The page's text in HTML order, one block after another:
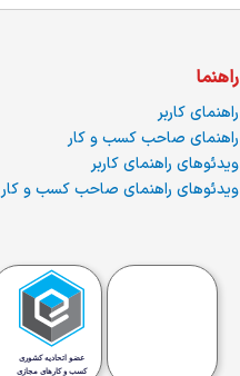
راهنما
راهنمای کاربر
راهنمای صاحب کسب و کار
ویدئوهای راهنمای کاربر
ویدئوهای راهنمای صاحب کسب و کار